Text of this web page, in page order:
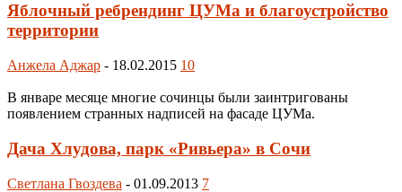
Яблочный ребрендинг ЦУМа и благоустройство
территории
Анжела Аджар - 18.02.2015 10
В январе месяце многие сочинцы были заинтригованы
появлением странных надписей на фасаде ЦУМа.
Дача Хлудова, парк «Ривьера» в Сочи
Светлана Гвоздева - 01.09.2013 7